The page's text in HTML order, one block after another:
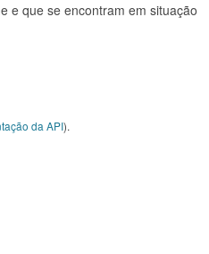
e que se encontram em situação
da API).